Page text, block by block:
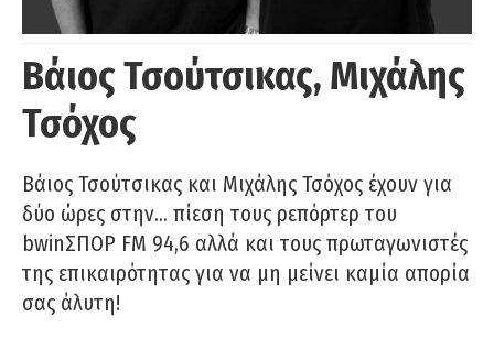
Βάιος Τσούτσικας, Μιχάλης
Τσόχος
Βάιος Τσούτσικας και Μιχάλης Τσόχος έχουν για
δύο ώρες στην… πίεση τους ρεπόρτερ του
bwinΣΠΟΡ FM 94,6 αλλά και τους πρωταγωνιστές
της επικαιρότητας για να μη μείνει καμία απορία
σας άλυτη!